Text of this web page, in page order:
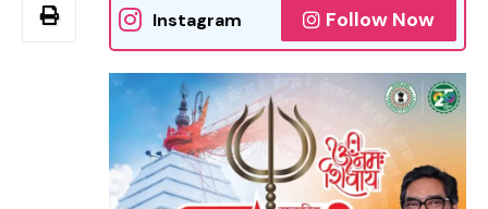
Instagram Follow Now